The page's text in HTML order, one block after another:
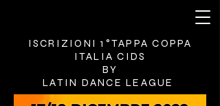
ISCRIZIONI 1°TAPPACOPPA
ITALIA CIDS
BY
LATIN DANCE LEAGUE